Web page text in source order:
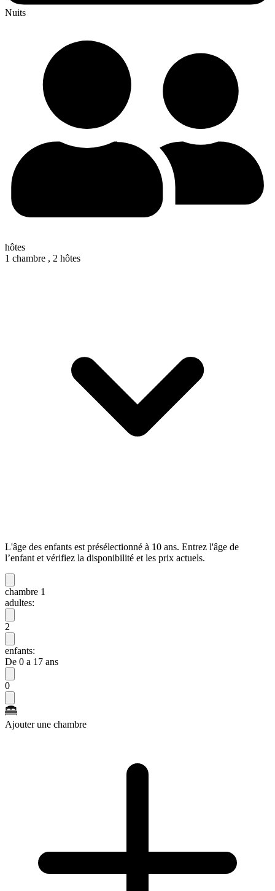
Nuits
hôtes
1 chambre , 2 hôtes
L'âge des enfants est présélectionné à 10 ans. Entrez l'âge de
l’enfant et vérifiez la disponibilité et les prix actuels.
chambre 1
adultes:
2
enfants:
De 0 a 17 ans
0
Ajouter une chambre